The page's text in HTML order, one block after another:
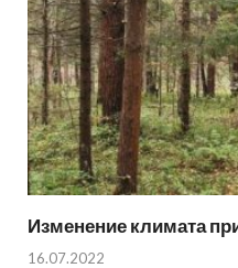
Изменение климата
16.07.2022